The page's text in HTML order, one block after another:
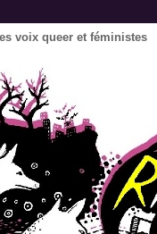
voix queer et féministes